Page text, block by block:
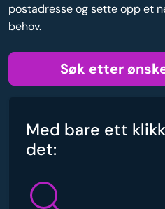
postadresse og sette opp et
behov.
Søk etter
Med bare ett
det: